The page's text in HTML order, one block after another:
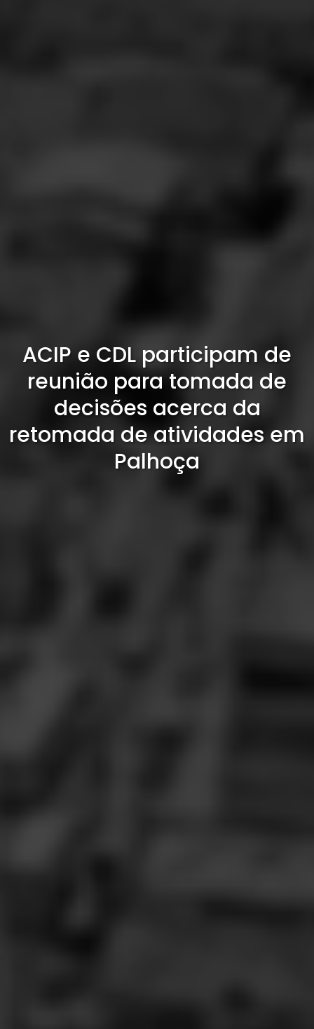
ACIP e CDL participam de
reunião para tomada de
decisões acerca da
retomada de atividades em
Palhoça